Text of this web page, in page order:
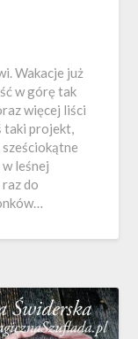
Wakacje już
w górę tak
więcej liści
taki projekt,
leśnej
do